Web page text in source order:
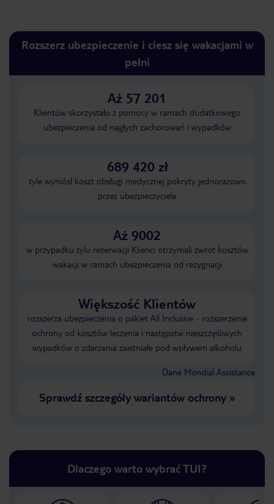
Rozszerz ubezpieczenie i ciesz się wakacjami w
pełni
Aż 57 201
Klientów skorzystało z pomocy w ramach dodatkowego
ubezpieczenia od nagłych zachorowań i wypadków
689 420 zł
tyle wyniósł koszt obsługi medycznej pokryty jednorazowo
przez ubezpieczyciela
Aż 9002
w przypadku tylu rezerwacji Klienci otrzymali zwrot kosztów
wakacji w ramach ubezpieczenia od rezygnacji
Większość Klientów
rozszerza ubezpieczenia o pakiet All Inclusive - rozszerzenie
ochrony od kosztów leczenia i następstw nieszczęśliwych
wypadków o zdarzenia zaistniałe pod wpływem alkoholu
Dane Mondial Assistance
Sprawdź szczegóły wariantów ochrony»
Dlaczego warto wybrać TUI?